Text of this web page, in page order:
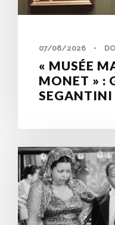
07/08/2026 •
« MUSÉE
MONET » :
SEGANTINI